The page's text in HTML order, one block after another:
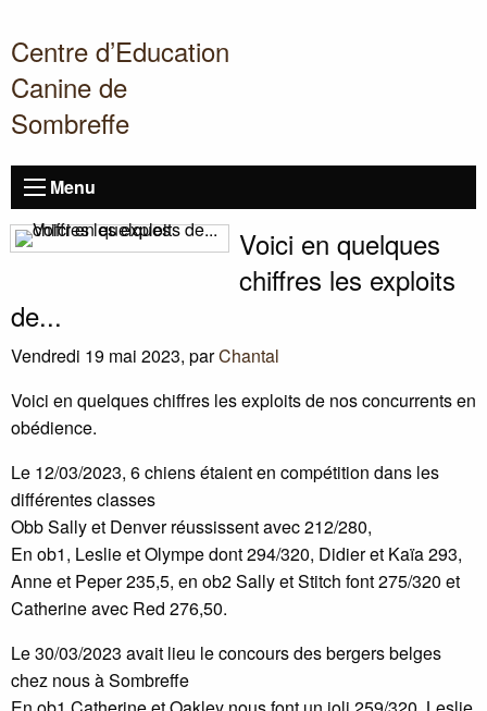
Centre d’Education
Canine de
Sombreffe
Menu
Voici en quelques
chiffres les exploits
de...
Vendredi 19 mai 2023, parChantal
Voici en quelques chiffres les exploits de nos concurrents en
obédience.
Le 12/03/2023, 6 chiens étaient en compétition dans les
différentes classes
Obb Sally et Denver réussissent avec 212/280,
En ob1, Leslie et Olympe dont 294/320, Didier et Kaïa 293,
Anne et Peper 235,5, en ob2 Sally et Stitch font 275/320 et
Catherine avec Red 276,50.
Le 30/03/2023 avait lieu le concours des bergers belges
chez nous à Sombreffe